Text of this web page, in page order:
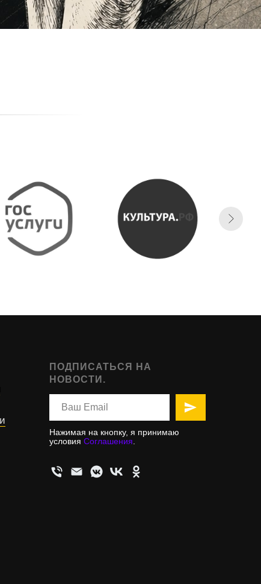
ПОДПИСАТЬСЯ НА
НОВОСТИ.
Нажимая на кнопку, я принимаю
условия Соглашения